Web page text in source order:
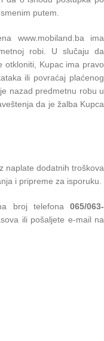
putem.
www.mobiland.ba ima
robi. U slučaju da
otkloniti, Kupac ima pravo
ili povraćaj plaćenog
nazad predmetnu robu u
da je žalba Kupca
naplate dodatnih troškova
i pripreme za isporuku.
broj telefona 065/063-
ili pošaljete e-mail na